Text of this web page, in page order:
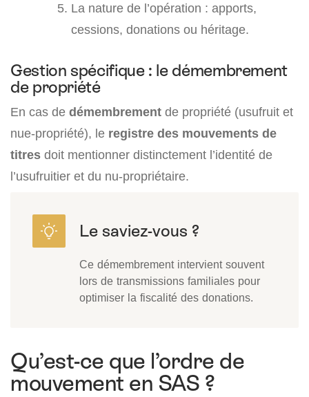
La nature de l’opération : apports,
cessions, donations ou héritage.
Gestion spécifique : le démembrement
de propriété
En cas de démembrement de propriété (usufruit et
nue-propriété), le registre des mouvements de
titres doit mentionner distinctement l’identité de
l’usufruitier et du nu-propriétaire.
Ce démembrement intervient souvent
lors de transmissions familiales pour
optimiser la fiscalité des donations.
Qu’est-ce que l’ordre de
mouvement en SAS ?